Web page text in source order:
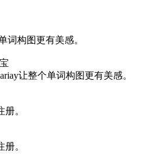
构图更有美感。
让整个单词构图更有美感。
。
。